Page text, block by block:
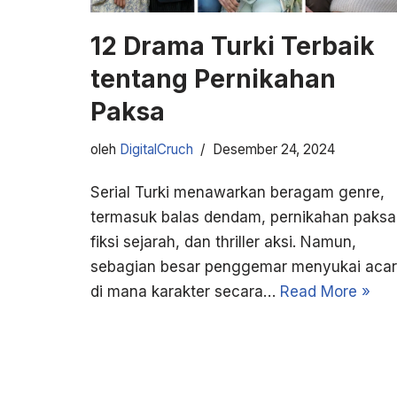
12 Drama Turki Terbaik
tentang Pernikahan
Paksa
oleh DigitalCruch Desember 24, 2024
Serial Turki menawarkan beragam genre,
termasuk balas dendam, pernikahan
fiksi sejarah, dan thriller aksi. Namun,
sebagian besar penggemar menyukai
di mana karakter secara… Read More »